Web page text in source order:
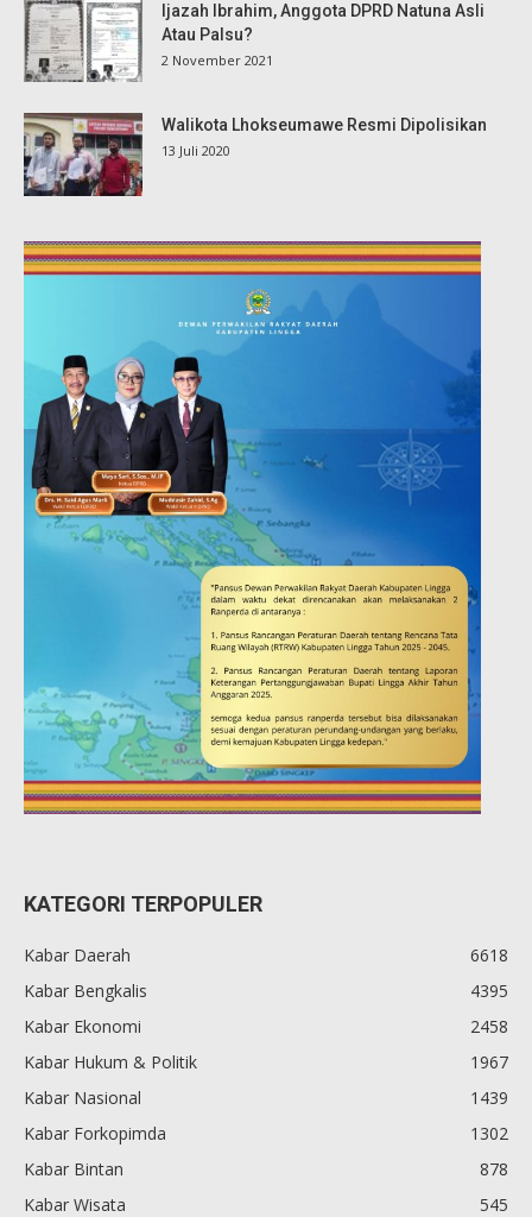
Ijazah Ibrahim, Anggota DPRD Natuna Asli
Atau Palsu?
2 November 2021
Walikota Lhokseumawe Resmi Dipolisikan
13 Juli 2020
KATEGORI TERPOPULER
Kabar Daerah
6618
Kabar Bengkalis
4395
Kabar Ekonomi
2458
Kabar Hukum & Politik
1967
Kabar Nasional
1439
Kabar Forkopimda
1302
Kabar Bintan
878
Kabar Wisata
545